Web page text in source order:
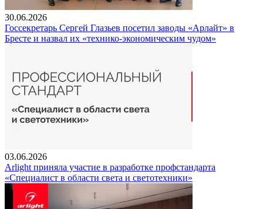
30.06.2026
Госсекретарь Сергей Глазьев посетил заводы «Арлайт» в
Бресте и назвал их «технико-экономическим чудом»
03.06.2026
Arlight приняла участие в разработке профстандарта
«Специалист в области света и светотехники»